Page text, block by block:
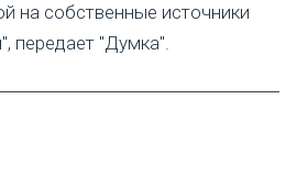
на собственные источники
передает "Думка".